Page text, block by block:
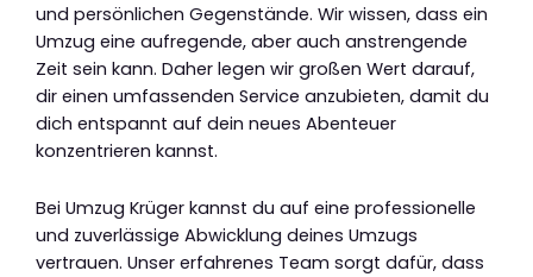
und persönlichen Gegenstände. Wir wissen, dass ein
Umzug eine aufregende, aber auch anstrengende
Zeit sein kann. Daher legen wir großen Wert darauf,
dir einen umfassenden Service anzubieten, damit du
dich entspannt auf dein neues Abenteuer
konzentrieren kannst.
Bei Umzug Krüger kannst du auf eine professionelle
und zuverlässige Abwicklung deines Umzugs
vertrauen. Unser erfahrenes Team sorgt dafür, dass